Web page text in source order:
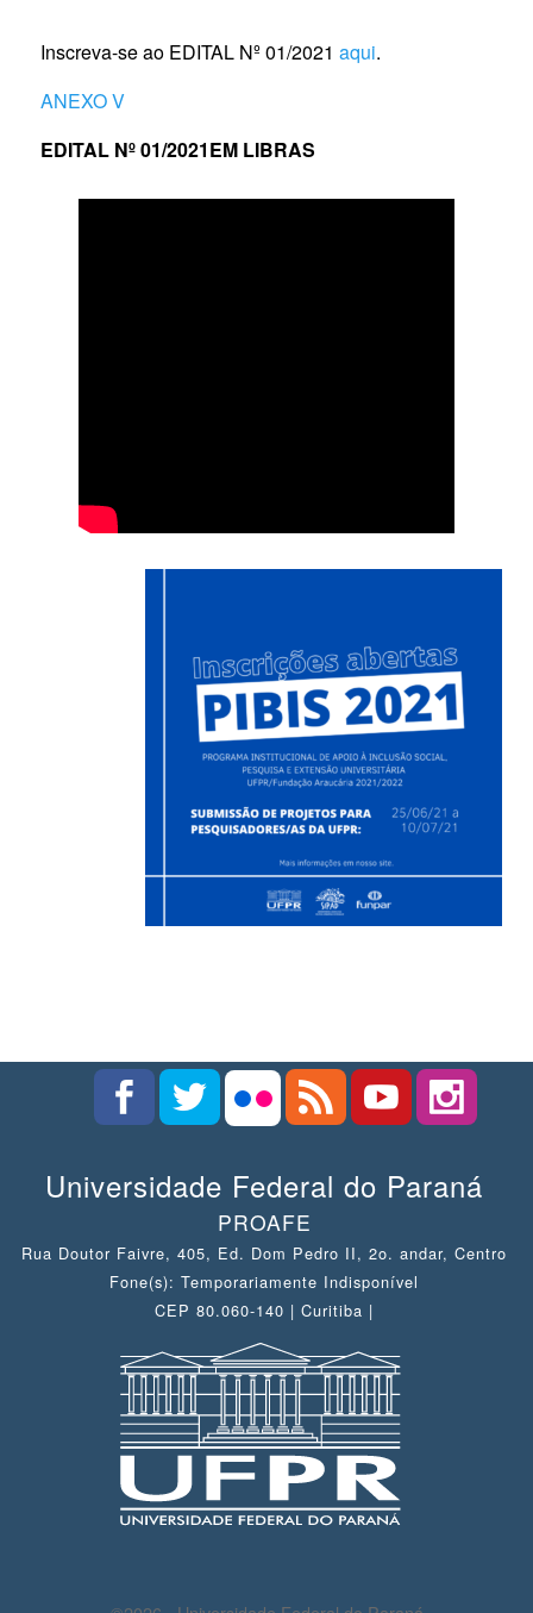
Inscreva-se ao EDITAL Nº 01/2021 aqui.
ANEXO V
EDITAL Nº 01/2021EM LIBRAS
Universidade Federal do Paraná
PROAFE
Rua Doutor Faivre, 405, Ed. Dom Pedro II, 2o. andar, Centro
Fone(s): Temporariamente Indisponível
CEP 80.060-140 | Curitiba |